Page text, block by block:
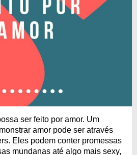
ser feito por amor. Um
amor pode ser através
Eles podem conter promessas
mundanas até algo mais sexy,